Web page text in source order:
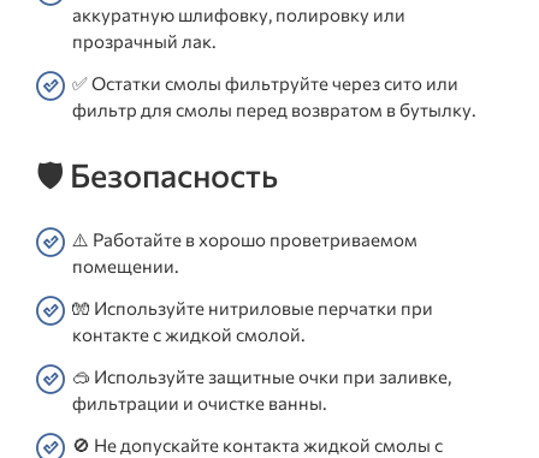
аккуратную шлифовку, полировку или
прозрачный лак.
✅ Остатки смолы фильтруйте через сито или
фильтр для смолы перед возвратом в бутылку.
🛡️ Безопасность
⚠️ Работайте в хорошо проветриваемом
помещении.
🧤 Используйте нитриловые перчатки при
контакте с жидкой смолой.
🥽 Используйте защитные очки при заливке,
фильтрации и очистке ванны.
🚫 Не допускайте контакта жидкой смолы с